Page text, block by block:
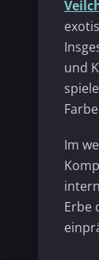
und
Im
Erbe